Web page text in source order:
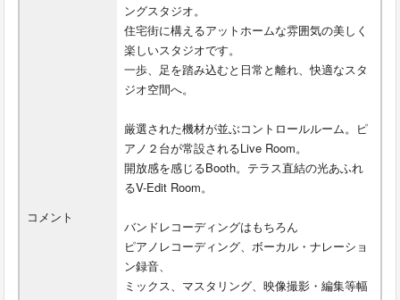
コメント
ングスタジオ。
住宅街に構えるアットホームな雰囲気の美しく
楽しいスタジオです。
一歩、足を踏み込むと日常と離れ、快適なスタ
ジオ空間へ。
厳選された機材が並ぶコントロールルーム。ピ
アノ２台が常設されるLive Room。
開放感を感じるBooth。テラス直結の光あふれ
るV-Edit Room。
バンドレコーディングはもちろん
ピアノレコーディング、ボーカル・ナレーショ
ン録音、
ミックス、マスタリング、映像撮影・編集等幅